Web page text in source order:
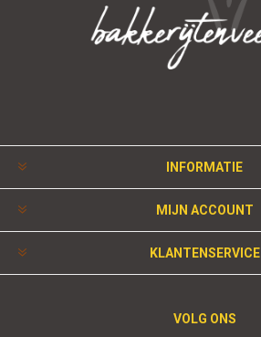
INFORMATIE
MIJN ACCOUNT
KLANTENSERVICE
VOLG ONS